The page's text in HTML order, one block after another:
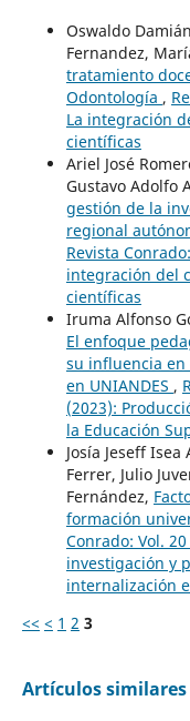
Oswaldo
Fernandez,
tratamiento
Odontología ,
La integración
científicas
Ariel José
Gustavo Adolfo
gestión de la
regional
Revista
integración del
científicas
Iruma Alfonso
El enfoque
su influencia en
en UNIANDES ,
(2023):
la Educación
Josía Jeseff
Ferrer, Julio
Fernández,
formación
Conrado: Vol.
investigación y
internalización
<< < 1 2 3
Artículos similares